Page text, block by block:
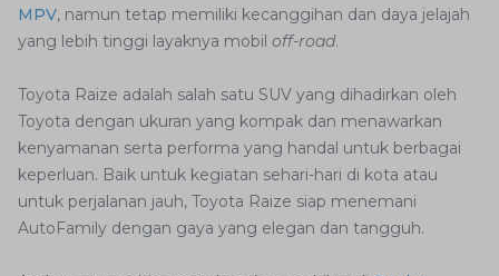
MPV, namun tetap memiliki kecanggihan dan daya jelajah
yang lebih tinggi layaknya mobil off-road.
Toyota Raize adalah salah satu SUV yang dihadirkan oleh
Toyota dengan ukuran yang kompak dan menawarkan
kenyamanan serta performa yang handal untuk berbagai
keperluan. Baik untuk kegiatan sehari-hari di kota atau
untuk perjalanan jauh, Toyota Raize siap menemani
AutoFamily dengan gaya yang elegan dan tangguh.